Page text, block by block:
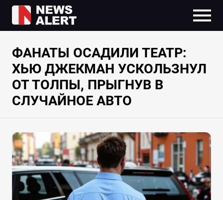
ФАНАТЫ ОСАДИЛИ ТЕАТР:
ХЬЮ ДЖЕКМАН УСКОЛЬЗНУЛ
ОТ ТОЛПЫ, ПРЫГНУВ В
СЛУЧАЙНОЕ АВТО